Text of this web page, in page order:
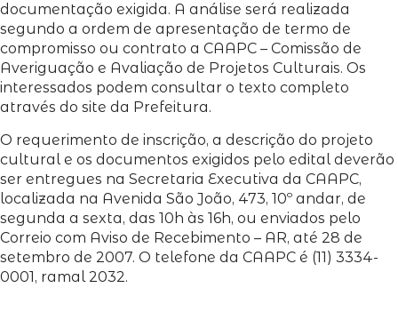
documentação exigida. A análise será realizada
segundo a ordem de apresentação de termo de
compromisso ou contrato a CAAPC – Comissão de
Averiguação e Avaliação de Projetos Culturais. Os
interessados podem consultar o texto completo
através do site da Prefeitura.
O requerimento de inscrição, a descrição do projeto
cultural e os documentos exigidos pelo edital deverão
ser entregues na Secretaria Executiva da CAAPC,
localizada na Avenida São João, 473, 10º andar, de
segunda a sexta, das 10h às 16h, ou enviados pelo
Correio com Aviso de Recebimento – AR, até 28 de
setembro de 2007. O telefone da CAAPC é (11) 3334-
0001, ramal 2032.